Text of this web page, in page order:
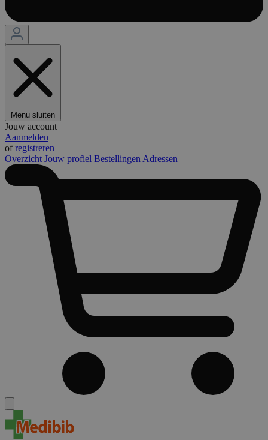
Menu sluiten
Jouw account
Aanmelden
ofregistreren
Overzicht Jouw profiel Bestellingen Adressen